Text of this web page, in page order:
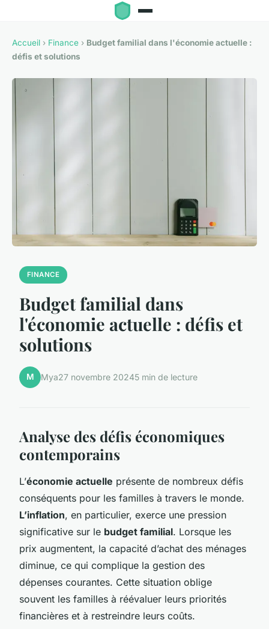
Accueil › Finance › Budget familial dans l'économie actuelle :
défis et solutions
FINANCE
Budget familial dans
l'économie actuelle : défis et
solutions
M Mya27 novembre 20245 min de lecture
Analyse des défis économiques
contemporains
L’économie actuelle présente de nombreux défis
conséquents pour les familles à travers le monde.
L’inflation, en particulier, exerce une pression
significative sur le budget familial. Lorsque les
prix augmentent, la capacité d’achat des ménages
diminue, ce qui complique la gestion des
dépenses courantes. Cette situation oblige
souvent les familles à réévaluer leurs priorités
financières et à restreindre leurs coûts.